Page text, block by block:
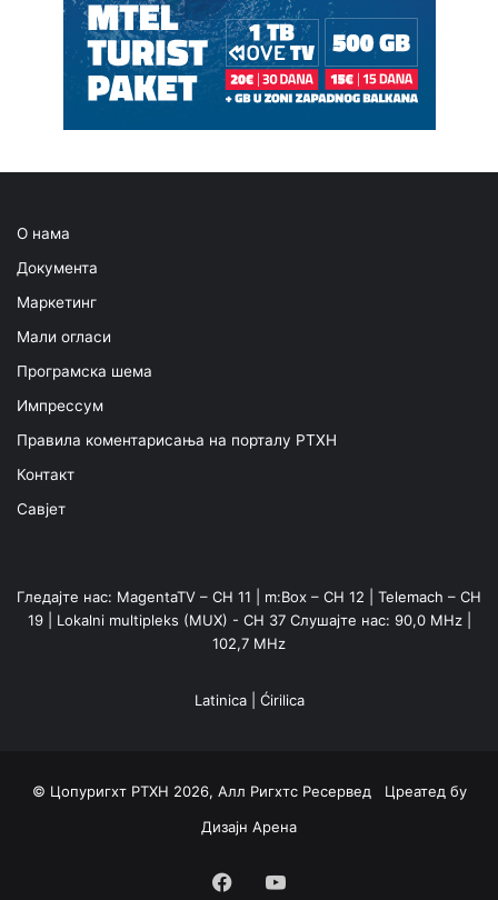
О нама
Документа
Маркетинг
Мали огласи
Програмска шема
Импрессум
Правила коментарисања на порталу РТХН
Контакт
Савјет
Гледајте нас: MagentaTV – CH 11 | m:Box – CH 12 | Telemach – CH
19 | Lokalni multipleks (MUX) - CH 37 Слушајте нас: 90,0 MHz |
102,7 MHz
Latinica| Ćirilica
© Цопyригхт РТХН 2026, Алл Ригхтс Ресервед Цреатед бy
Дизајн Арена
FacebookYouTube